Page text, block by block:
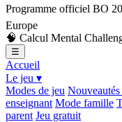
Programme officiel BO
Europe
🧠 Calcul Mental
☰
Accueil
Le jeu ▾
Modes de jeu
enseignant Mode famille
parent Jeu gratuit